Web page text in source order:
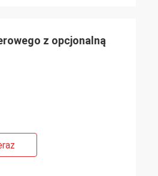
z opcjonalną